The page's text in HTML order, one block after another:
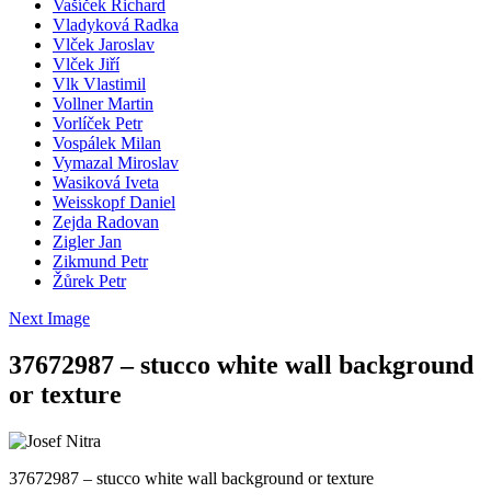
Vašíček Richard
Vladyková Radka
Vlček Jaroslav
Vlček Jiří
Vlk Vlastimil
Vollner Martin
Vorlíček Petr
Vospálek Milan
Vymazal Miroslav
Wasiková Iveta
Weisskopf Daniel
Zejda Radovan
Zigler Jan
Zikmund Petr
Žůrek Petr
Next Image
37672987 – stucco white wall background
or texture
37672987 – stucco white wall background or texture